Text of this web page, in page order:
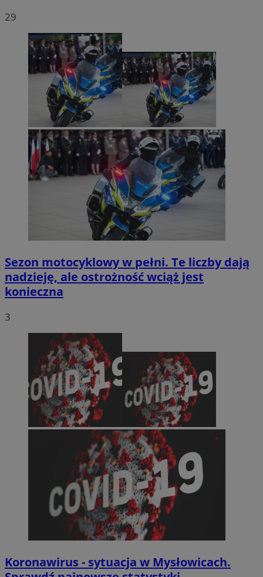
29
Sezon motocyklowy w pełni. Te liczby dają
nadzieję, ale ostrożność wciąż jest
konieczna
3
Koronawirus - sytuacja w Mysłowicach.